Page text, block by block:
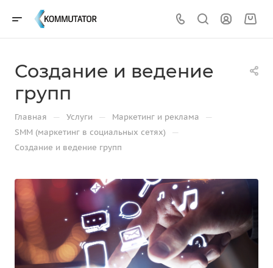
Создание и ведение
групп
Главная — Услуги — Маркетинг и реклама —
SMM (маркетинг в социальных сетях) —
Создание и ведение групп